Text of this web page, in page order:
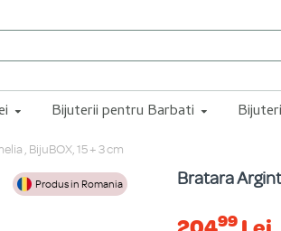
Bijuterii pentru Barbati
, BijuBOX, 15 + 3 cm
Produs in Romania Bratara
99